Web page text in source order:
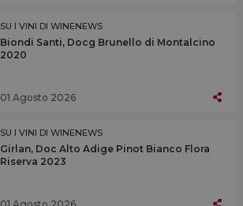
SU I VINI DI WINENEWS
Biondi Santi, Docg Brunello di Montalcino
2020
01 Agosto 2026
SU I VINI DI WINENEWS
Girlan, Doc Alto Adige Pinot Bianco Flora
Riserva 2023